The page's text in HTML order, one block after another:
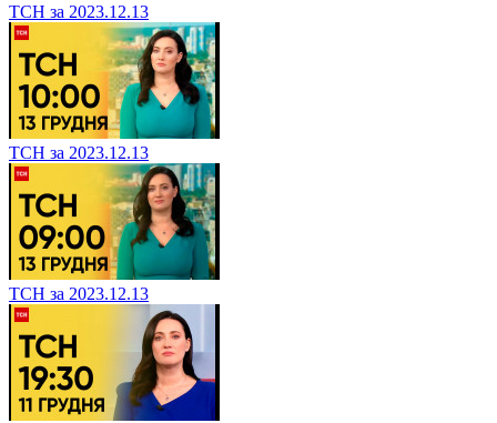
ТСН за 2023.12.13
ТСН за 2023.12.13
ТСН за 2023.12.13